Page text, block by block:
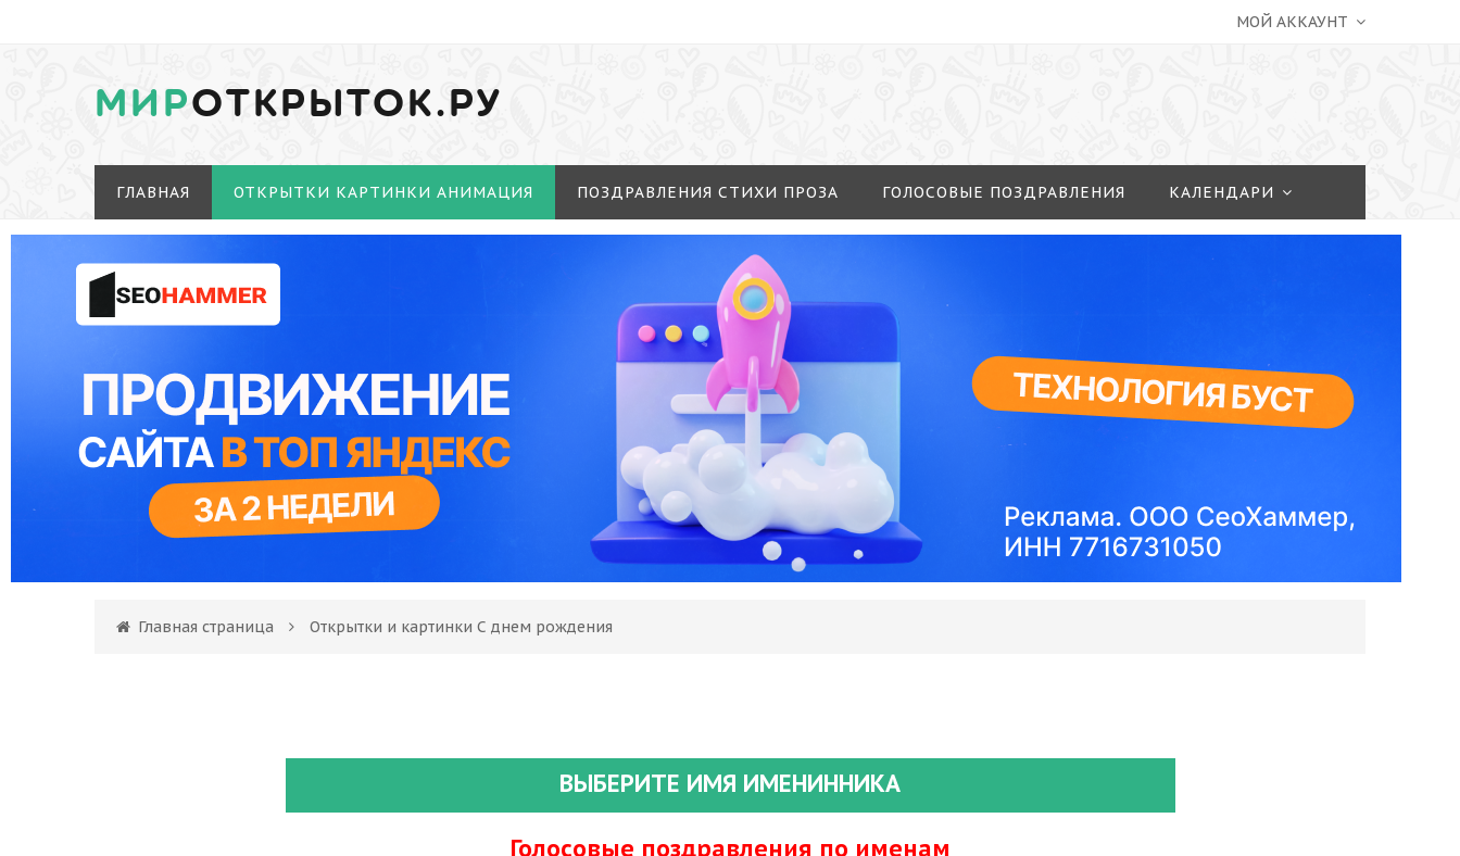
МОЙ АККАУНТ
МИРОТКРЫТОК.РУ
ГЛАВНАЯ ОТКРЫТКИ КАРТИНКИ АНИМАЦИЯ ПОЗДРАВЛЕНИЯ СТИХИ ПРОЗА ГОЛОСОВЫЕ ПОЗДРАВЛЕНИЯ КАЛЕНДАРИ
Главная страница Открытки и картинки С днем рождения
ВЫБЕРИТЕ ИМЯ ИМЕНИННИКА
Голосовые поздравления по именам